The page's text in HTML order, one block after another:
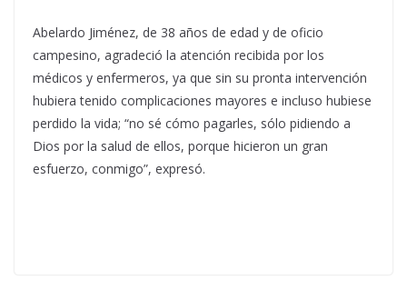
Abelardo Jiménez, de 38 años de edad y de oficio
campesino, agradeció la atención recibida por los
médicos y enfermeros, ya que sin su pronta intervención
hubiera tenido complicaciones mayores e incluso hubiese
perdido la vida; “no sé cómo pagarles, sólo pidiendo a
Dios por la salud de ellos, porque hicieron un gran
esfuerzo, conmigo”, expresó.